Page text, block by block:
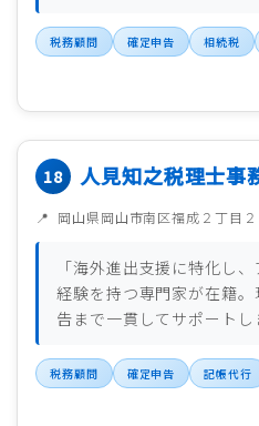
税務顧問 確定申告 相続税
人見知之税理士事
岡山県岡山市南区福成２丁目２
「海外進出支援に特化し
経験を持つ専門家が在籍
告まで一貫してサポートし
税務顧問 確定申告 記帳代行